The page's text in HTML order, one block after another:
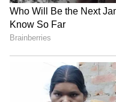
அதிகரித்து
எதிர்த்துப்
சுட்டிக்காட்டுகிறது.